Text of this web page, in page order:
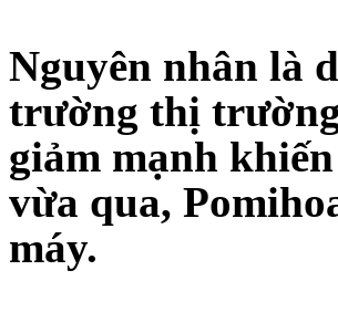
Nguyên nhân là
trường thị
giảm mạnh
vừa qua,
máy.